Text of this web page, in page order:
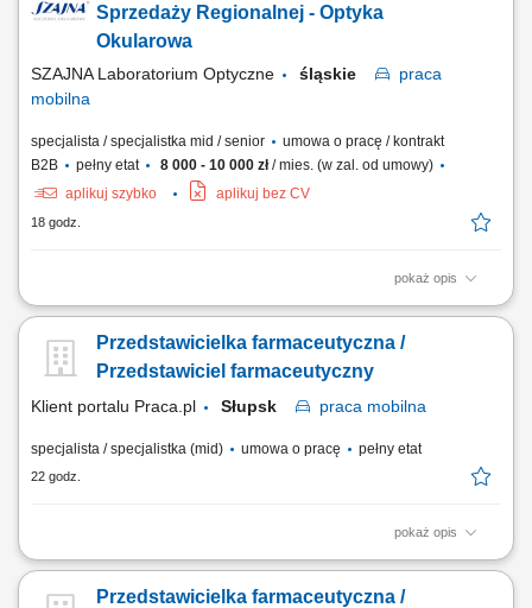
w oparciu o zatwierdzony budżet roczny. Wdrażanie lokalnych strategii
rynkowych zmierzających...
Sprzedaży Regionalnej - Optyka
Okularowa
SZAJNA Laboratorium Optyczne śląskie
praca
mobilna
specjalista / specjalistka mid / senior
umowa o pracę / kontrakt
B2B
pełny etat 8 000 - 10 000 zł/ mies. (w zal. od umowy)
aplikuj szybko
aplikuj bez CV
18 godz.
pokaż opis
Opis stanowiska Kompleksowa opieka nad obecną siecią partnerów
punktów handlowych. Dbanie o stałą realizację planów sprzedażowych
w oparciu o zatwierdzony budżet roczny. Wdrażanie lokalnych strategii
Przedstawicielka farmaceutyczna /
Przedstawiciel farmaceutyczny
Klient portalu Praca.pl Słupsk praca mobilna
specjalista / specjalistka (mid) umowa o pracę pełny etat
22 godz.
pokaż opis
Aktywne realizowanie wyznaczonych celów handlowych w aptekach
profesjonalnego i pozytywnego wizerunku marki oraz portfolio
Przedstawicielka farmaceutyczna /